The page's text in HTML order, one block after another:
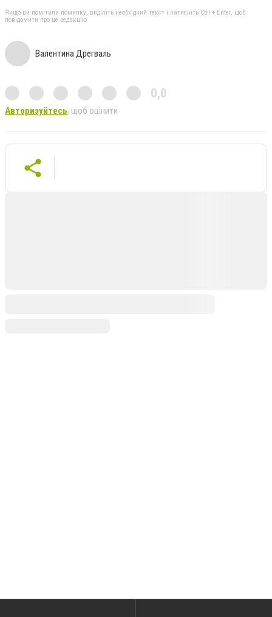
Якщо ви помітили помилку, виділіть необхідний текст і натисніть Ctrl + Enter, щоб
повідомити про це редакцію
Валентина Дрегваль
0,0
Авторизуйтесь, щоб оцінити